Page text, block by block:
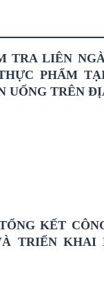
TRA LIÊN
PHẨM
UỐNG TRÊN
KẾT
TRIỂN